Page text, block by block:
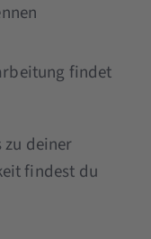
findet
zu deiner
findest du